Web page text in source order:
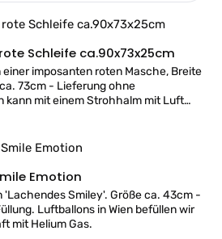
Schleife ca.90x73x25cm
imposanten roten Masche, Breite
73cm - Lieferung ohne
kann mit einem Strohhalm mit Luft
17" HB Smile Emotion
'Lachendes Smiley'. Größe ca. 43cm -
Luftballons in Wien befüllen wir
mit Helium Gas.